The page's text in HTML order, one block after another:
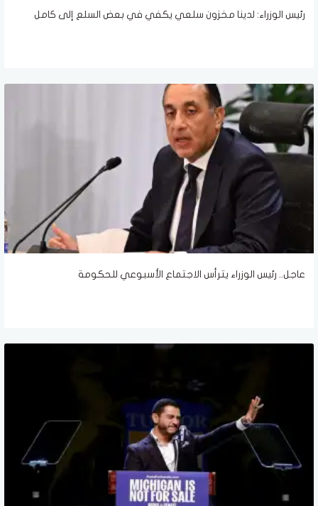
رئيس الوزراء: لدينا مخزون سلعي يكفي في بعض السلع إلى كامل
عاجل.. رئيس الوزراء يترأس الاجتماع الأسبوعي للحكومة